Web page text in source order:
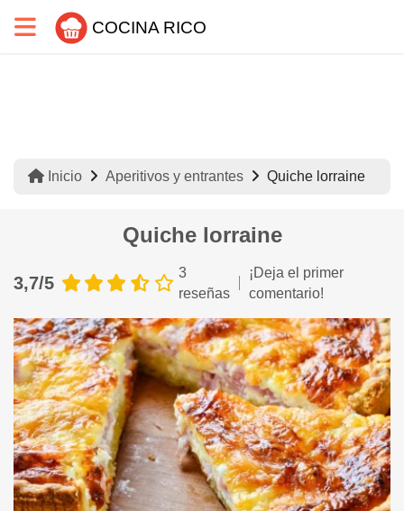
COCINA RICO
Inicio Aperitivos y entrantes Quiche lorraine
Quiche lorraine
3,7/5
3
reseñas
¡Deja el primer
comentario!